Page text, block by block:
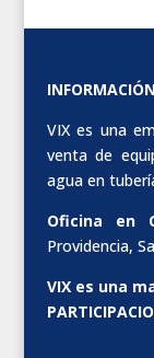
VIX es una
venta de
agua en
Oficina en
Providencia,
VIX es una